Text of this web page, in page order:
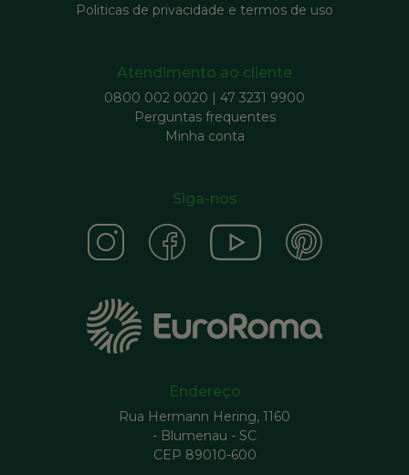
Politicas de privacidade e termos de uso
Atendimento ao cliente
0800 002 0020 | 47 3231 9900
Perguntas frequentes
Minha conta
Siga-nos
Endereço
Rua Hermann Hering, 1160
- Blumenau - SC
CEP 89010-600